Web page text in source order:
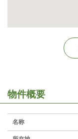
物件概要
名称